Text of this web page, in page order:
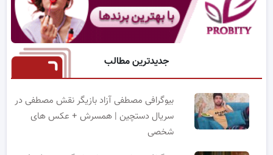
جدیدترین مطالب
بیوگرافی مصطفی آزاد بازیگر نقش مصطفی در
سریال دستچین | همسرش + عکس های
شخصی